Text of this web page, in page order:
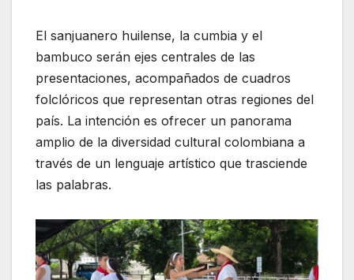
El sanjuanero huilense, la cumbia y el
bambuco serán ejes centrales de las
presentaciones, acompañados de cuadros
folclóricos que representan otras regiones del
país. La intención es ofrecer un panorama
amplio de la diversidad cultural colombiana a
través de un lenguaje artístico que trasciende
las palabras.